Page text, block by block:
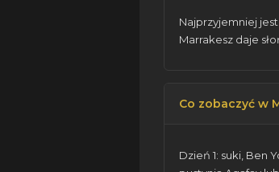
Najprzyjemniej
Marrakesz daje
Co zobaczyć w
Dzień 1: suki, Ben